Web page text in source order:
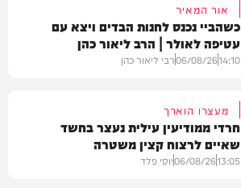
אור המאיר
כשהביי נכנס לחנות הבדים ויצא עם
עטיפה לאולר | הרב ליאור כהן
14:10
06/08/26רבי ליאור כהן
מעצרו הוארך
חרדי ממודיעין עילית נעצר בחשד
שאיים לרצוח קצין משטרה
13:05
06/08/26יוסי פלד